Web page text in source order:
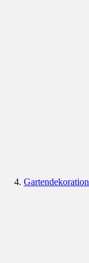
Gartendekoration